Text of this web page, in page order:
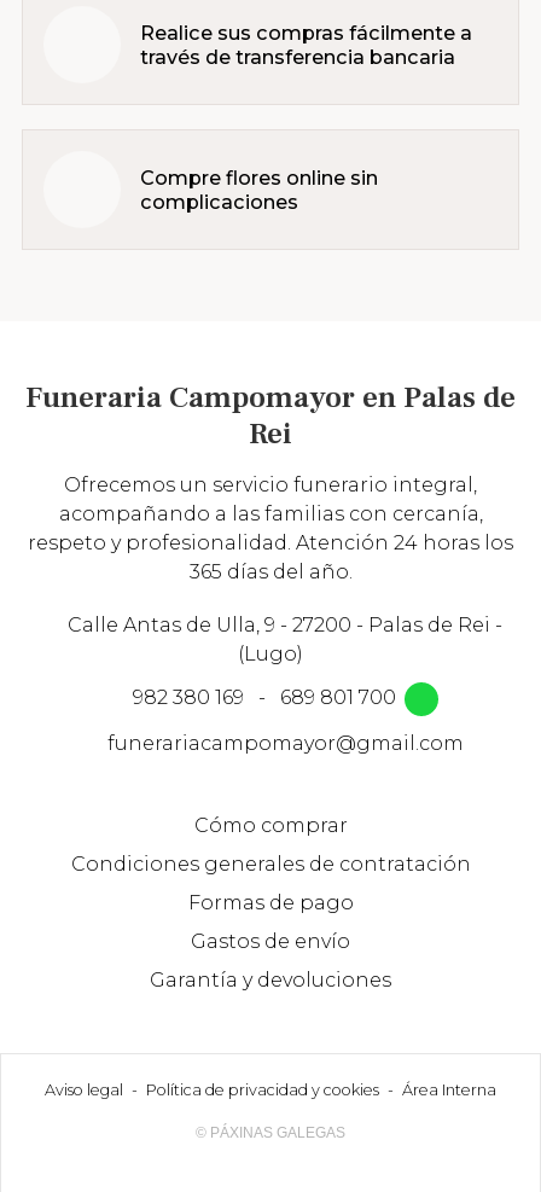
Realice sus compras fácilmente a
través de transferencia bancaria
Compre flores online sin
complicaciones
Funeraria Campomayor en Palas de
Rei
Ofrecemos un servicio funerario integral,
acompañando a las familias con cercanía,
respeto y profesionalidad. Atención 24 horas los
365 días del año.
Calle Antas de Ulla, 9 - 27200 - Palas de Rei -
(Lugo)
982 380 169
-
689 801 700
funerariacampomayor@gmail.com
Cómo comprar
Condiciones generales de contratación
Formas de pago
Gastos de envío
Garantía y devoluciones
Aviso legal - Política de privacidad y cookies - Área Interna
© PÁXINAS GALEGAS